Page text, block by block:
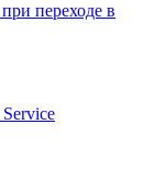
переходе в